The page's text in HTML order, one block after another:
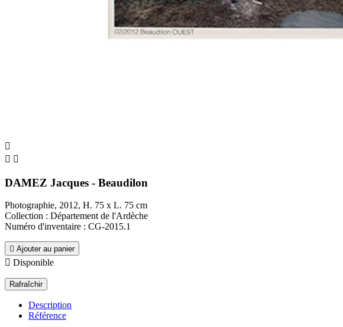

 
DAMEZ Jacques - Beaudilon
Photographie, 2012, H. 75 x L. 75 cm
Collection : Département de l'Ardèche
Numéro d'inventaire : CG-2015.1
 Ajouter au panier
 Disponible
Description
Référence